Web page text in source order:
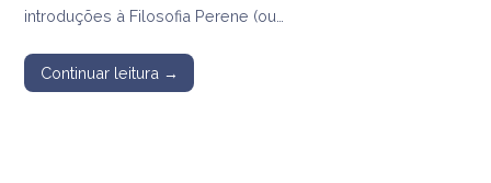
introduções à Filosofia Perene (ou…
Continuar leitura →